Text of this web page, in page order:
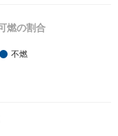
燃の割合
不燃